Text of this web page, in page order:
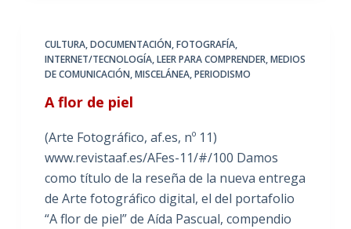
CULTURA,DOCUMENTACIÓN,FOTOGRAFÍA,
INTERNET/TECNOLOGÍA,LEER PARA COMPRENDER,MEDIOS
DE COMUNICACIÓN,MISCELÁNEA,PERIODISMO
A flor de piel
(Arte Fotográfico, af.es, nº 11)
www.revistaaf.es/AFes-11/#/100 Damos
como título de la reseña de la nueva entrega
de Arte fotográfico digital, el del portafolio
“A flor de piel” de Aída Pascual, compendio